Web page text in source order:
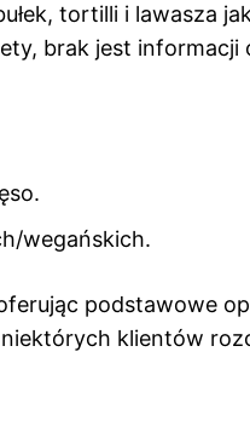
tortilli i lawasza
brak jest informacji
wegańskich.
podstawowe
klientów